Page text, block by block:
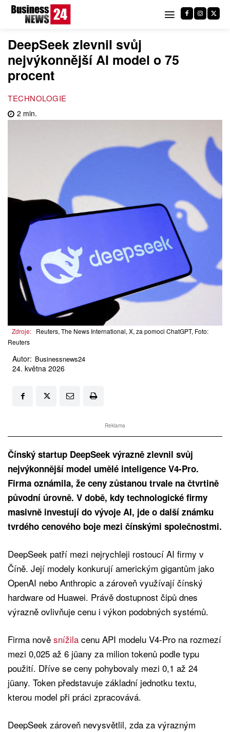
DeepSeek zlevnil svůj
nejvýkonnější AI model o 75
procent
TECHNOLOGIE
2 min.
Zdroje: Reuters, The News International, X, za pomoci ChatGPT, Foto:
Reuters
Autor: Businessnews24
24. května 2026
Reklama
Čínský startup DeepSeek výrazně zlevnil svůj
nejvýkonnější model umělé inteligence V4-Pro.
Firma oznámila, že ceny zůstanou trvale na čtvrtině
původní úrovně. V době, kdy technologické firmy
masivně investují do vývoje AI, jde o další známku
tvrdého cenového boje mezi čínskými společnostmi.
DeepSeek patří mezi nejrychleji rostoucí AI firmy v
Číně. Její modely konkurují americkým gigantům jako
OpenAI nebo Anthropic a zároveň využívají čínský
hardware od Huawei. Právě dostupnost čipů dnes
výrazně ovlivňuje cenu i výkon podobných systémů.
Firma nově snížila cenu API modelu V4-Pro na rozmezí
mezi 0,025 až 6 jüany za milion tokenů podle typu
použití. Dříve se ceny pohybovaly mezi 0,1 až 24
jüany. Token představuje základní jednotku textu,
kterou model při práci zpracovává.
DeepSeek zároveň nevysvětlil, zda za výrazným